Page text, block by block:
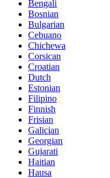
Bengali
Bosnian
Bulgarian
Cebuano
Chichewa
Corsican
Croatian
Dutch
Estonian
Filipino
Finnish
Frisian
Galician
Georgian
Gujarati
Haitian
Hausa